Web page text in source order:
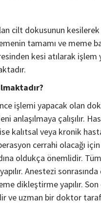
cilt dokusunun kesilerek
tamamı ve meme
kesi atılarak
işlemi yapacak olan
anlaşılmaya çalışılır.
kalıtsal veya kronik
cerrahi olacağı
oldukça önemlidir.
Anestezi
dikleştirme yapılır.
ve uzman bir doktor